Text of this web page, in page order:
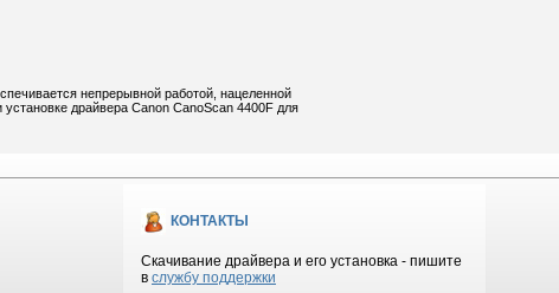
непрерывной работой, нацеленной
драйвера Canon CanoScan 4400F для
КОНТАКТЫ
Скачивание драйвера и его установка - пишите
в службу поддержки